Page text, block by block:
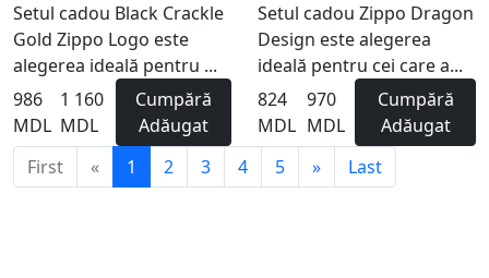
Setul cadou Black Crackle
Gold Zippo Logo este
alegerea ideală pentru ...
986
MDL
1 160
MDL
Cumpără
Adăugat
Setul cadou Zippo Dragon
Design este alegerea
ideală pentru cei care a...
824
MDL
970
MDL
Cumpără
Adăugat
First
« 1 2 3 4 5 » Last